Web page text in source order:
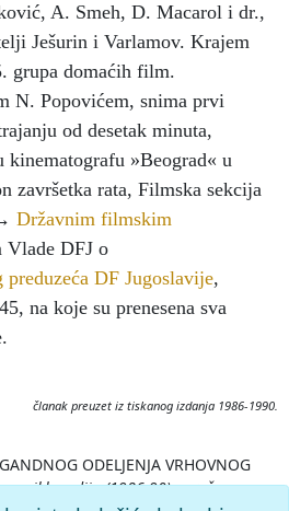
A. Smeh, D. Macarol i dr.,
Ješurin i Varlamov. Krajem
grupa domaćih film.
N. Popovićem, snima prvi
od desetak minuta,
»Beograd« u
završetka rata, Filmska sekcija
Državnim filmskim
Vlade DFJ o
preduzeća DF Jugoslavije,
na koje su prenesena sva
članak preuzet iz tiskanog izdanja 1986-1990.
ODELJENJA VRHOVNOG
enciklopedija (1986-90), mrežno